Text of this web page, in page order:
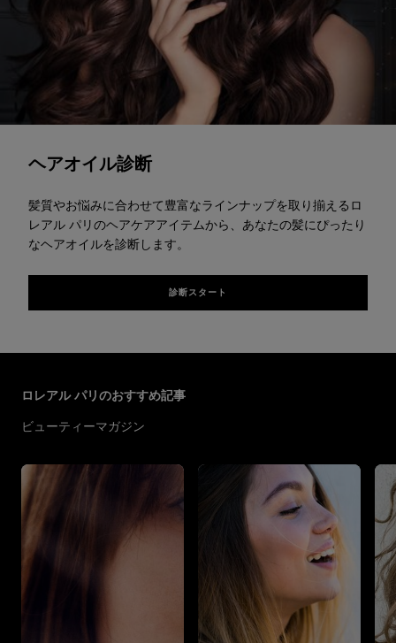
ヘアオイル診断
髪質やお悩みに合わせて豊富なラインナップを取り揃えるロ
レアル パリのヘアケアアイテムから、あなたの髪にぴったり
なヘアオイルを診断します。
診断スタート
ロレアル パリのおすすめ記事
ビューティーマガジン